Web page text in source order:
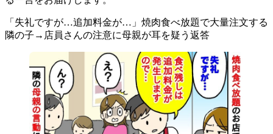
「失礼ですが…追加料金が…」焼肉食べ放題で大量注文する
隣の子→店員さんの注意に母親が耳を疑う返答